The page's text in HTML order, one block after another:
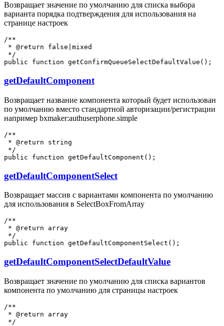
Возвращает значение по умолчанию для списка выбора
варианта порядка подтверждения для использования на
странице настроек
/**
* @return false|mixed
*/
getDefaultComponent
Возвращает название компонента который будет использован
по умолчанию вместо стандартной авторизации/регистрации
например bxmaker:authuserphone.simple
/**
* @return string
*/
getDefaultComponentSelect
Возвращает массив с вариантами компонента по умолчанию
для использования в SelectBoxFromArray
/**
* @return array
*/
getDefaultComponentSelectDefaultValue
Возвращает значение по умолчанию для списка вариантов
компонента по умолчанию для страницы настроек
/**
* @return array
*/